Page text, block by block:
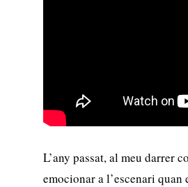
L’any passat, al meu darrer
emocionar a l’escenari